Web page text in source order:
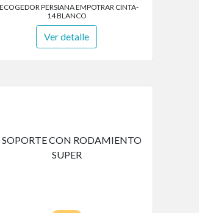
PERSIANA EMPOTRAR CINTA-
14 BLANCO
Ver detalle